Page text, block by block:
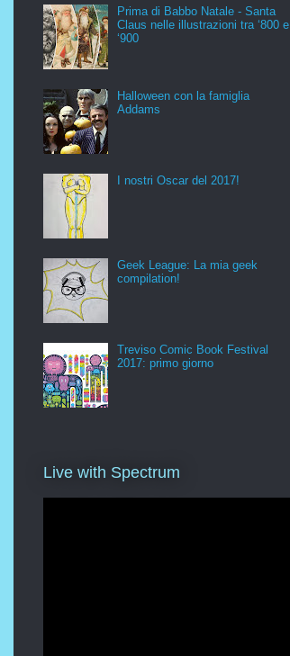
Prima di Babbo Natale - Santa
Claus nelle illustrazioni tra ‘800 e
‘900
Halloween con la famiglia
Addams
I nostri Oscar del 2017!
Geek League: La mia geek
compilation!
Treviso Comic Book Festival
2017: primo giorno
Live with Spectrum